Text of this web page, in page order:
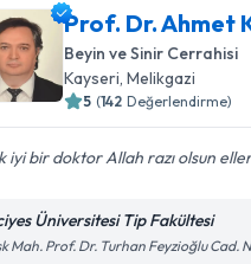
Prof. Dr. Ahmet
Beyin ve Sinir Cerrahisi
Kayseri,Melikgazi
5 (142 Değerlendirme)
iyi bir doktor Allah razı olsun
Üniversitesi Tip Fakültesi
Mah. Prof. Dr. Turhan Feyzioğlu Cad.